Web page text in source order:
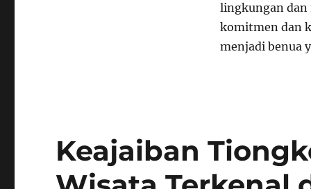
lingkungan dan
komitmen dan
menjadi benua
Keajaiban